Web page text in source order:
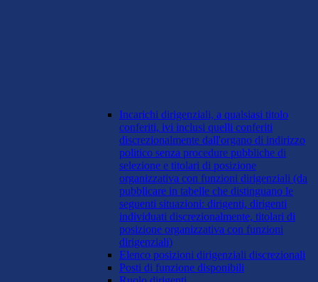
Incarichi dirigenziali, a qualsiasi titolo
conferiti, ivi inclusi quelli conferiti
discrezionalmente dall'organo di indirizzo
politico senza procedure pubbliche di
selezione e titolari di posizione
organizzativa con funzioni dirigenziali (da
pubblicare in tabelle che distinguano le
seguenti situazioni: dirigenti, dirigenti
individuati discrezionalmente, titolari di
posizione organizzativa con funzioni
dirigenziali)
Elenco posizioni dirigenziali discrezionali
Posti di funzione disponibili